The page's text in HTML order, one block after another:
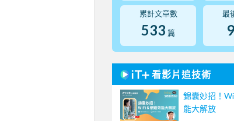
累計文章數
533 篇
最
看影片追技術
錦囊妙招！
能大解放